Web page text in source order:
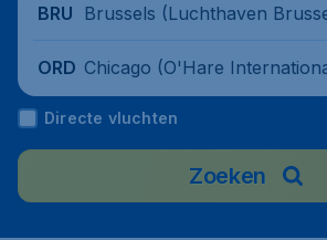
BRU Brussels (Luchthaven
ORD Chicago (O'Hare
United States
Directe vluchten
Zoeken